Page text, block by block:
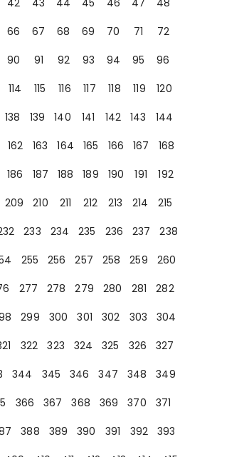
42 43 44 45 46 47
48
66 67 68 69 70 71
72
90 91 92 93 94 95
96
114 115 116 117 118 119
120
138 139 140 141 142 143
144
162 163 164 165 166 167
168
186 187 188 189 190 191
192
209 210 211 212 213 214
215
233 234 235 236 237
238
255 256 257 258 259
260
277 278 279 280 281
282
299 300 301 302 303
304
322 323 324 325 326
327
344 345 346 347 348
349
366 367 368 369 370
371
388 389 390 391 392
393